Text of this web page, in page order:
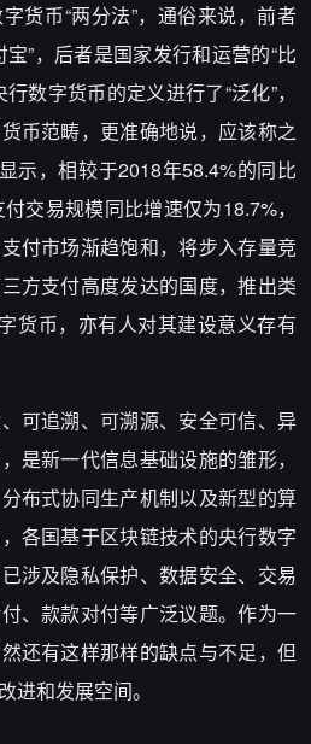
货币“两分法”，通俗来说，前者
”，后者是国家发行和运营的“比
数字货币的定义进行了“泛化”，
币范畴，更准确地说，应该称之
示，相较于2018年58.4%的同比
交易规模同比增速仅为18.7%，
付市场渐趋饱和，将步入存量竞
方支付高度发达的国度，推出类
货币，亦有人对其建设意义存有
可追溯、可溯源、安全可信、异
是新一代信息基础设施的雏形，
布式协同生产机制以及新型的算
各国基于区块链技术的央行数字
涉及隐私保护、数据安全、交易
、款款对付等广泛议题。作为一
还有这样那样的缺点与不足，但
进和发展空间。